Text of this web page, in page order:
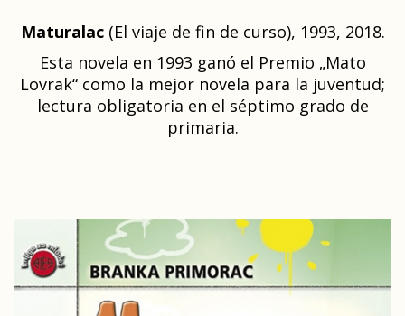
Maturalac(El viaje de fin de curso), 1993, 2018.
Esta novela en 1993 ganó el Premio „Mato
Lovrak“ como la mejor novela para la juventud;
lectura obligatoria en el séptimo grado de
primaria.